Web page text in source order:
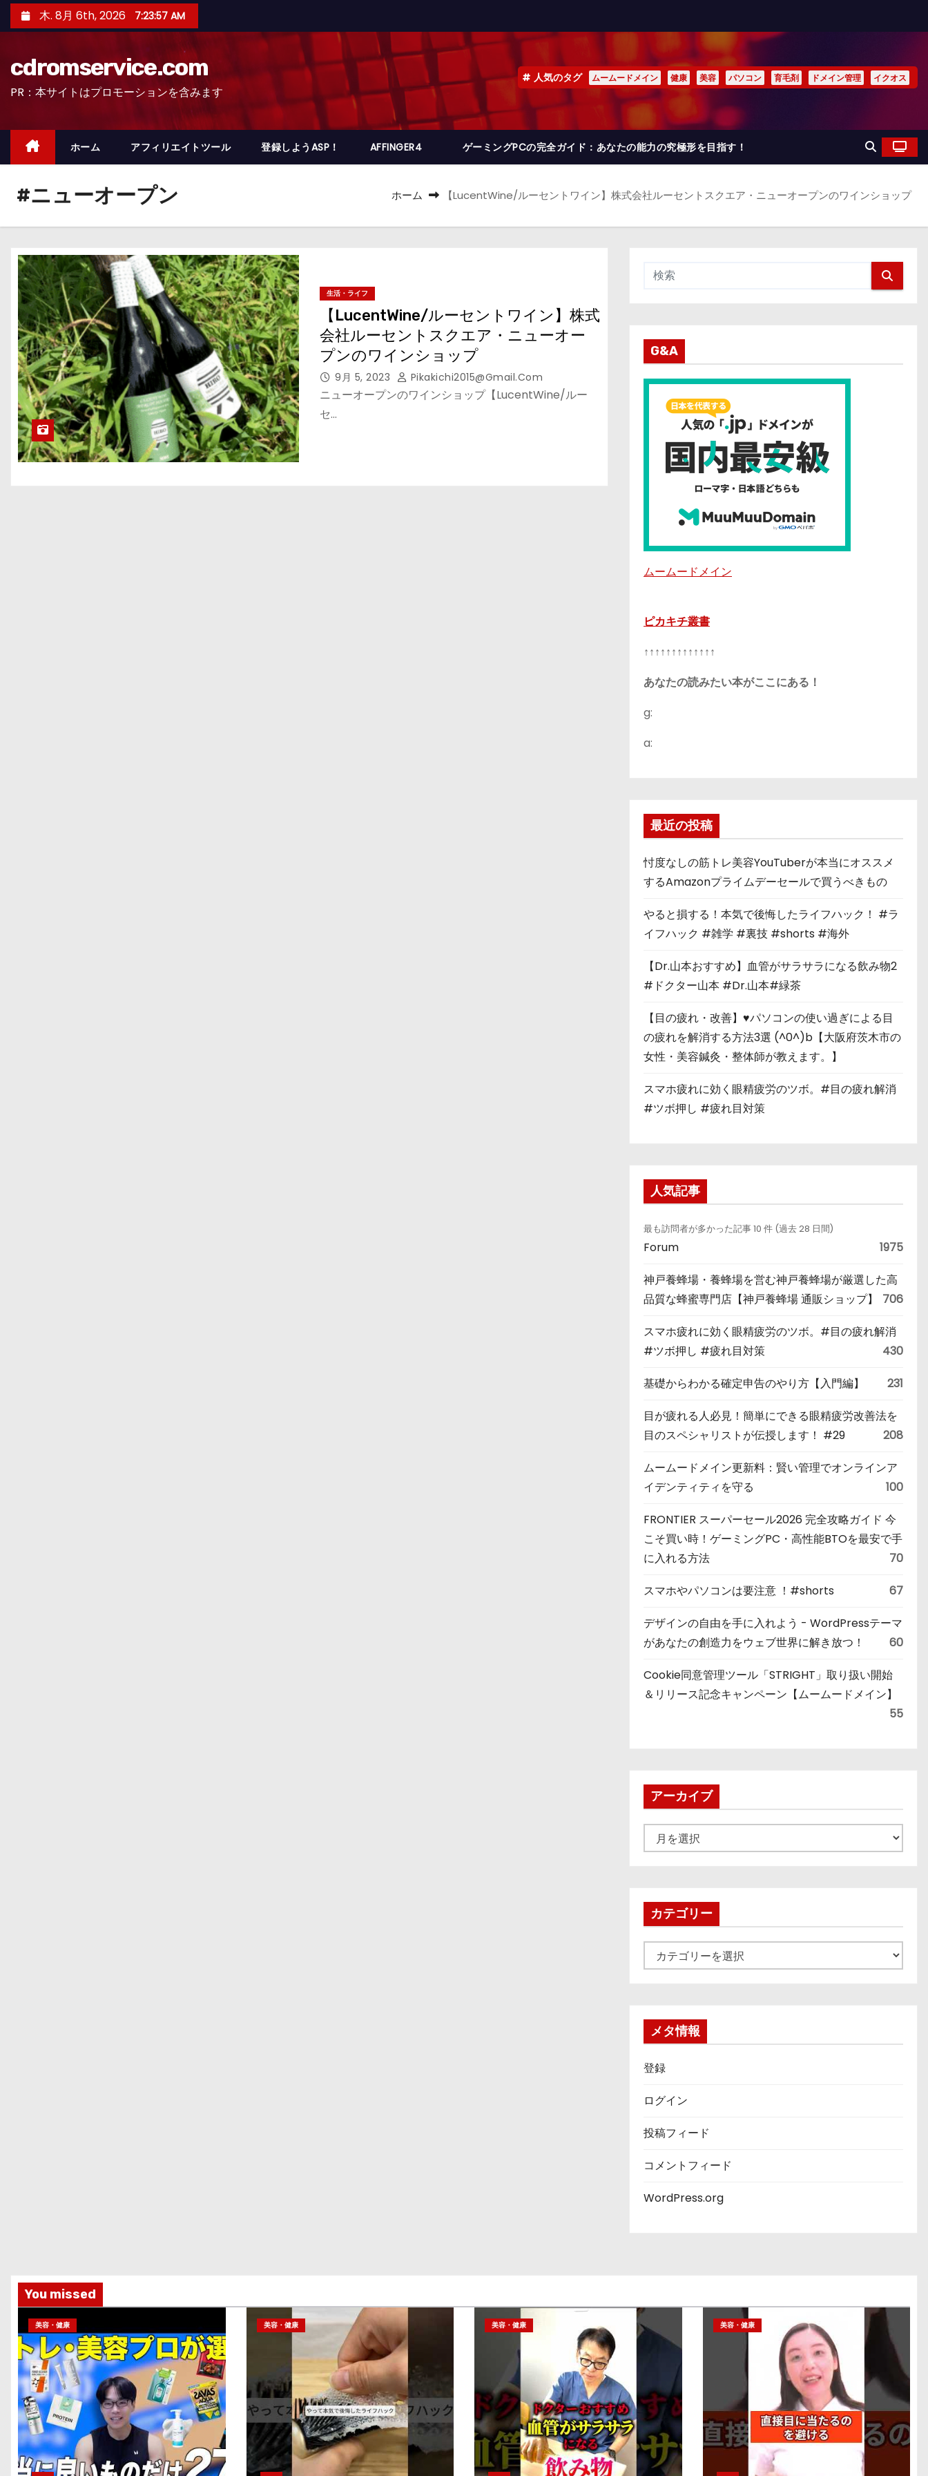
ン
ッ
木. 8月 6th, 2026 7:23:58 AM
cdromservice.com
PR：本サイトはプロモーションを含みます
人気のタグ ムームードメイン 健康 美容 パソコン 育毛剤 ドメイン管理 イクオス
ホーム アフィリエイトツール 登録しようASP！ AFFINGER4 ゲーミングPCの完全ガイド：あなたの能力の究極形を目指す！
#ニューオープン ホーム 【LucentWine/ルーセントワイン】株式会社ルーセントスクエア・ニューオープンのワインショップ
生活・ライフ
【LucentWine/ルーセントワイン】株式
会社ルーセントスクエア・ニューオー
プンのワインショップ
9月 5, 2023 Pikakichi2015@gmail.com
ニューオープンのワインショップ【LucentWine/ルー
セ…
G&A
ムームードメイン
ピカキチ叢書
↑↑↑↑↑↑↑↑↑↑↑↑↑
あなたの読みたい本がここにある！
g:
a:
最近の投稿
忖度なしの筋トレ美容YouTuberが本当にオススメ
するAmazonプライムデーセールで買うべきもの
やると損する！本気で後悔したライフハック！ #ラ
イフハック #雑学 #裏技 #shorts #海外
【Dr.山本おすすめ】血管がサラサラになる飲み物2
#ドクター山本 #Dr.山本#緑茶
【目の疲れ・改善】♥パソコンの使い過ぎによる目
の疲れを解消する方法3選 (^0^)b【大阪府茨木市の
女性・美容鍼灸・整体師が教えます。】
スマホ疲れに効く眼精疲労のツボ。#目の疲れ解消
#ツボ押し #疲れ目対策
人気記事
最も訪問者が多かった記事 10 件 (過去 28 日間)
Forum 1975
神戸養蜂場・養蜂場を営む神戸養蜂場が厳選した高
品質な蜂蜜専門店【神戸養蜂場 通販ショップ】
706
スマホ疲れに効く眼精疲労のツボ。#目の疲れ解消
#ツボ押し #疲れ目対策
430
基礎からわかる確定申告のやり方【入門編】 231
目が疲れる人必見！簡単にできる眼精疲労改善法を
目のスペシャリストが伝授します！ #29
208
ムームードメイン更新料：賢い管理でオンラインア
イデンティティを守る
100
FRONTIER スーパーセール2026 完全攻略ガイド 今
こそ買い時！ゲーミングPC・高性能BTOを最安で手
に入れる方法
70
スマホやパソコンは要注意 ！#shorts 67
デザインの自由を手に入れよう - WordPressテーマ
があなたの創造力をウェブ世界に解き放つ！
60
Cookie同意管理ツール「STRIGHT」取り扱い開始
＆リリース記念キャンペーン【ムームードメイン】
55
アーカイブ
ー
ブカテゴリー
テ
メタ情報
登録
ログイン
投稿フィード
コメントフィード
WordPress.org
You missed
美容・健康 美容・健康 美容・健康 美容・健康